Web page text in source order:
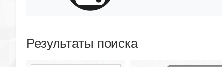
Результаты поиска